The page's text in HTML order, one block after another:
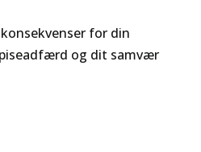
for din
og dit samvær